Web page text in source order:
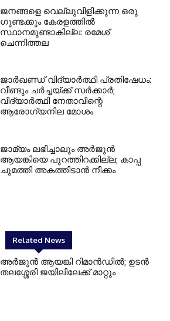
ജനങ്ങളെ വെല്ലുവിളിക്കുന്ന ഒരു
ഗുണ്ടക്കും കേരളത്തിൽ
സ്ഥാനമുണ്ടാകില്ല: രമേശ്
ചെന്നിത്തല
ജാർഖണ്ഡ് വിദ്യാർത്ഥി പ്രതിഷേധം:
വീണ്ടും ചർച്ചയ്ക്ക് സർക്കാർ;
വിദ്യാർത്ഥി നേതാവിന്റെ
ആരോഗ്യനില മോശം
ജാമ്യം ലഭിച്ചാലും അർജുൻ
ആയങ്കിയെ പുറത്തിറക്കില്ല; കാപ്പ
ചുമത്തി അകത്തിടാൻ നീക്കം
Related News
അര്‍ജുന്‍ ആയങ്കി റിമാന്‍ഡില്‍; ഉടന്‍
തലശ്ശേരി ജയിലിലേക്ക് മാറ്റും